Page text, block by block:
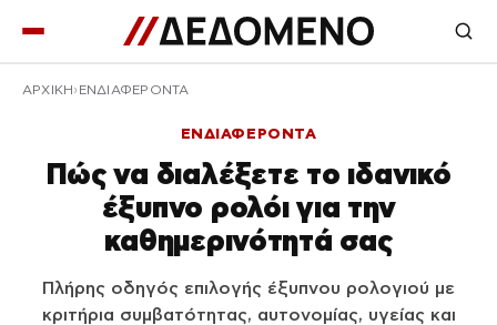
ΑΡΧΙΚΉ ΕΝΔΙΑΦΕΡΟΝΤΑ
ΕΝΔΙΑΦΕΡΟΝΤΑ
Πώς να διαλέξετε το ιδανικό
έξυπνο ρολόι για την
καθημερινότητά σας
Πλήρης οδηγός επιλογής έξυπνου ρολογιού με
κριτήρια συμβατότητας, αυτονομίας, υγείας και